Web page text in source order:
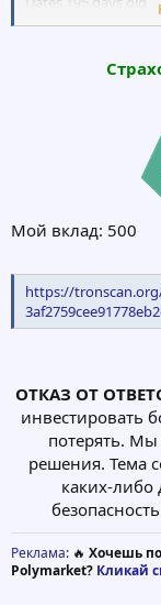
Лучший выбор
+1% ежедневно в
Минимальный
Created on 2023-02-
Updated on 2023-
IP Address
IP Location United
Мой вклад: 500
https://
ОТКАЗ ОТ
инвестировать
потерять. Мы
решения. Тема
каких-либо
Реклама: 🔥 Хочешь
Polymarket? Кликай